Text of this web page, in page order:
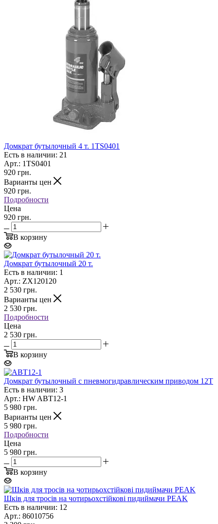
Домкрат бутылочный 4 т. 1TS0401
Есть в наличии: 21
Арт.: 1TS0401
920 грн.
Варианты цен
920 грн.
Подробности
Цена
920 грн.
В корзину
Домкрат бутылочный 20 т.
Есть в наличии: 1
Арт.: ZX120120
2 530 грн.
Варианты цен
2 530 грн.
Подробности
Цена
2 530 грн.
В корзину
Домкрат бутылочный с пневмогидравлическим приводом 12T
Есть в наличии: 3
Арт.: HW ABT12-1
5 980 грн.
Варианты цен
5 980 грн.
Подробности
Цена
5 980 грн.
В корзину
Шків для тросів на чотирьохстійкові пидиймачи PEAK
Есть в наличии: 12
Арт.: 86010756